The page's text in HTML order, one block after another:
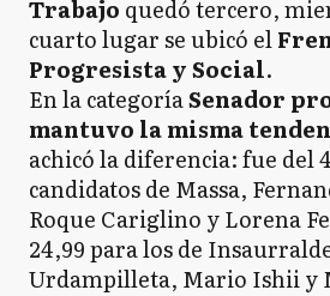
Trabajo quedó tercero,
cuarto lugar se ubicó el
Progresista y Social.
En la categoríaSenador
mantuvo la misma
achicó la diferencia: fue del
candidatos de Massa,
Roque Cariglino y Lorena
24,99 para los de
Urdampilleta, Mario Ishii y